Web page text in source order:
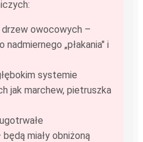
owocowych –
„płakania" i
systemie
jak marchew, pietruszka
miały obniżoną